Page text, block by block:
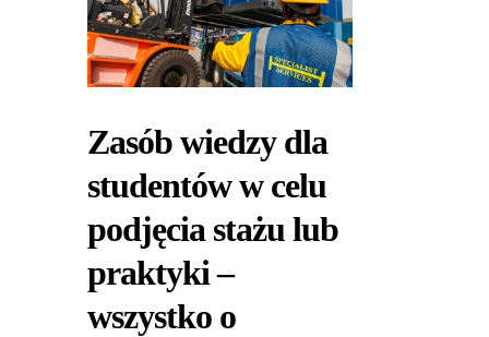
Zasób wiedzy dla
studentów w celu
podjęcia stażu lub
praktyki –
wszystko o